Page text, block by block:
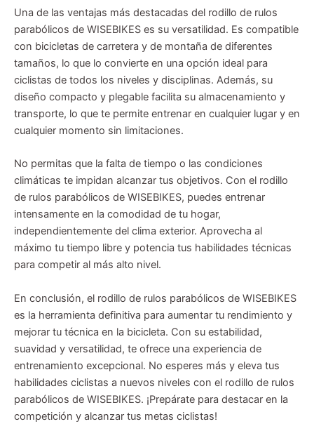
Una de las ventajas más destacadas del rodillo de rulos
parabólicos de WISEBIKES es su versatilidad. Es compatible
con bicicletas de carretera y de montaña de diferentes
tamaños, lo que lo convierte en una opción ideal para
ciclistas de todos los niveles y disciplinas. Además, su
diseño compacto y plegable facilita su almacenamiento y
transporte, lo que te permite entrenar en cualquier lugar y en
cualquier momento sin limitaciones.
No permitas que la falta de tiempo o las condiciones
climáticas te impidan alcanzar tus objetivos. Con el rodillo
de rulos parabólicos de WISEBIKES, puedes entrenar
intensamente en la comodidad de tu hogar,
independientemente del clima exterior. Aprovecha al
máximo tu tiempo libre y potencia tus habilidades técnicas
para competir al más alto nivel.
En conclusión, el rodillo de rulos parabólicos de WISEBIKES
es la herramienta definitiva para aumentar tu rendimiento y
mejorar tu técnica en la bicicleta. Con su estabilidad,
suavidad y versatilidad, te ofrece una experiencia de
entrenamiento excepcional. No esperes más y eleva tus
habilidades ciclistas a nuevos niveles con el rodillo de rulos
parabólicos de WISEBIKES. ¡Prepárate para destacar en la
competición y alcanzar tus metas ciclistas!